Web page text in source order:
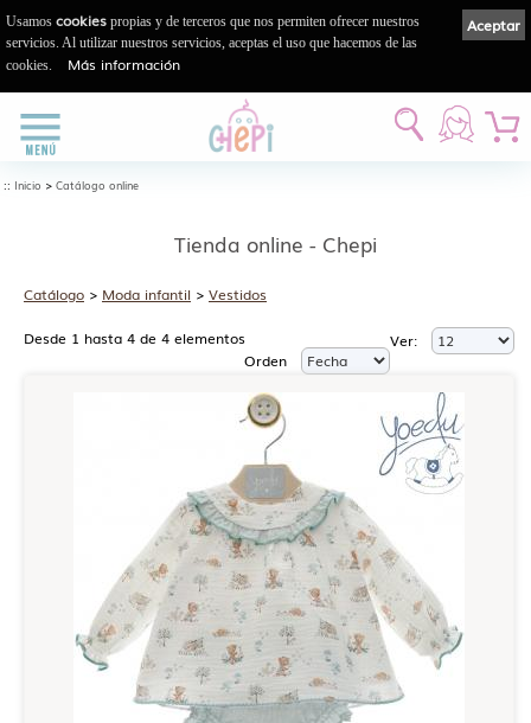
:: Inicio > Catálogo online
Tienda online - Chepi
Catálogo > Moda infantil > Vestidos
Desde 1 hasta 4 de 4 elementos
Ver:
Orden
Aceptar
Usamos cookies propias y de terceros que nos permiten ofrecer nuestros
servicios. Al utilizar nuestros servicios, aceptas el uso que hacemos de las
cookies.
Más información